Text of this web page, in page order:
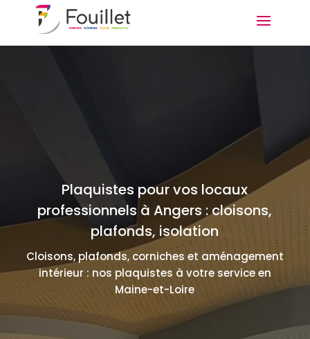
Plaquistes pour vos locaux
professionnels à Angers : cloisons,
plafonds, isolation
Cloisons, plafonds, corniches et aménagement
intérieur : nos plaquistes à votre service en
Maine-et-Loire